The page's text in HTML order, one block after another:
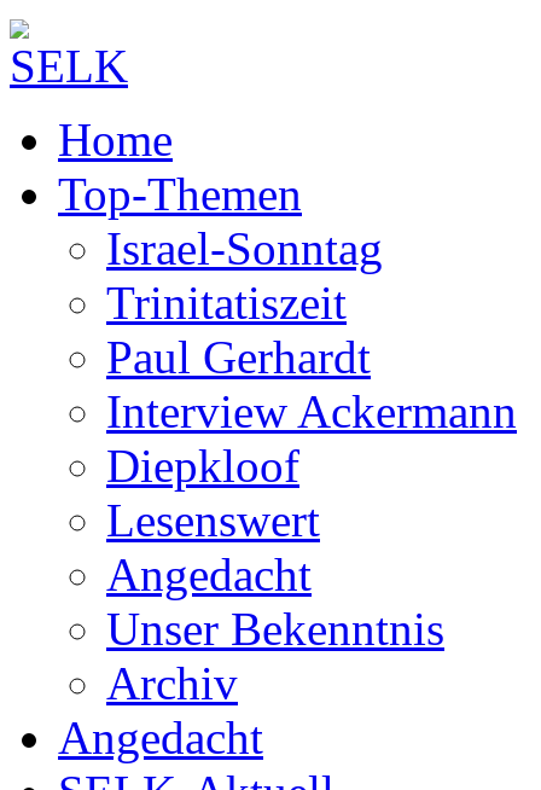
Home
Top-Themen
Israel-Sonntag
Trinitatiszeit
Paul Gerhardt
Interview Ackermann
Diepkloof
Lesenswert
Angedacht
Unser Bekenntnis
Archiv
Angedacht